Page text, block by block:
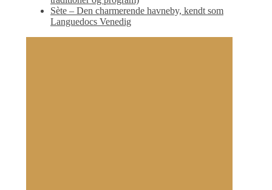
Sète – Den charmerende havneby, kendt som
Languedocs Venedig